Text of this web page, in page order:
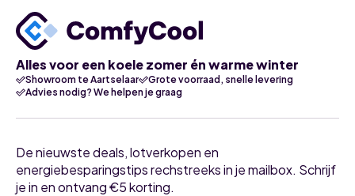
split
set
aantal
Alles voor een koele zomer én warme winter
Showroom te Aartselaar
Grote voorraad, snelle levering
Advies nodig? We helpen je graag
De nieuwste deals, lotverkopen en
energiebesparingstips rechstreeks in je mailbox. Schrijf
je in en ontvang €5 korting.